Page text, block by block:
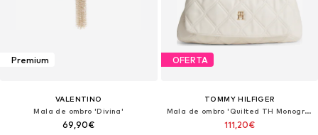
Premium
VALENTINO
Mala de ombro 'Divina'
69,90€
OFERTA
TOMMY HILFIGER
Mala de ombro 'Quilted TH Monogram Shoulder'
111,20€